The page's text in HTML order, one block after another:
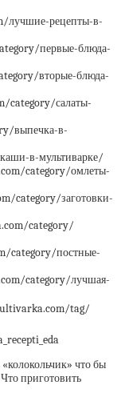
лучшие-рецепты-в-
первые-блюда-
вторые-блюда-
category/салаты-
выпечка-в-
в-мультиварке/
category/омлеты-
category/заготовки-
category/
category/постные-
category/лучшая-
tag/
что бы
приготовить